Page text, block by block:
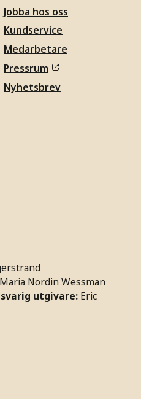
Jobba hos oss
Kundservice
Medarbetare
Pressrum
Nyhetsbrev
Maria Nordin Wessman
utgivare: Eric